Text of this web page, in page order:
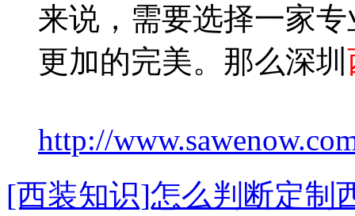
来说，需要选择一家
更加的完美。那么深圳
http://
[西装知识]怎么判断定制